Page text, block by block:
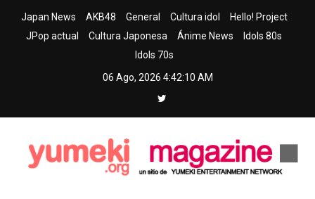
Japan News AKB48 General Cultura idol
Hello! Project
JPop actual
Cultura Japonesa Ánime News
Idols 80s
Idols 70s
06 Ago, 2026 4:42:11 AM